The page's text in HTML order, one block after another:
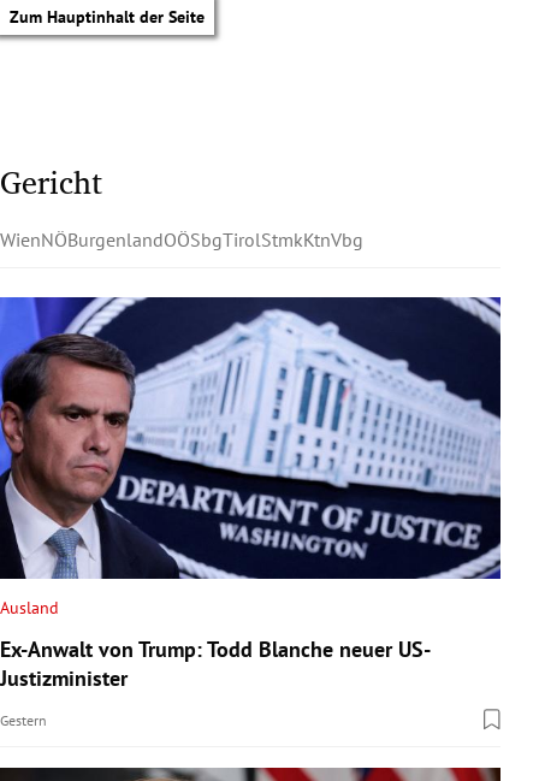
Zum Hauptinhalt der Seite
Untermenü
Untermenü
Untermenü
Untermenü
Gericht
WienNÖBurgenlandOÖSbgTirolStmkKtnVbg
Ausland
Ex-Anwalt von Trump: Todd Blanche neuer US-
Justizminister
Gestern